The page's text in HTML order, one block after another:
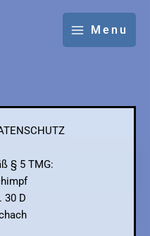
Menu
§ 5 TMG:
30 D